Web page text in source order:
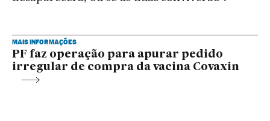
MAIS INFORMAÇÕES
PF faz operação para apurar pedido
irregular de compra da vacina Covaxin